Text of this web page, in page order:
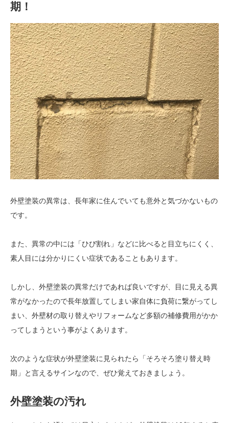
期！
外壁塗装の異常は、長年家に住んでいても意外と気づかないもの
です。
また、異常の中には「ひび割れ」などに比べると目立ちにくく、
素人目には分かりにくい症状であることもあります。
しかし、外壁塗装の異常だけであれば良いですが、目に見える異
常がなかったので長年放置してしまい家自体に負荷に繋がってし
まい、外壁材の取り替えやリフォームなど多額の補修費用がかか
ってしまうという事がよくあります。
次のような症状が外壁塗装に見られたら「そろそろ塗り替え時
期」と言えるサインなので、ぜひ覚えておきましょう。
外壁塗装の汚れ